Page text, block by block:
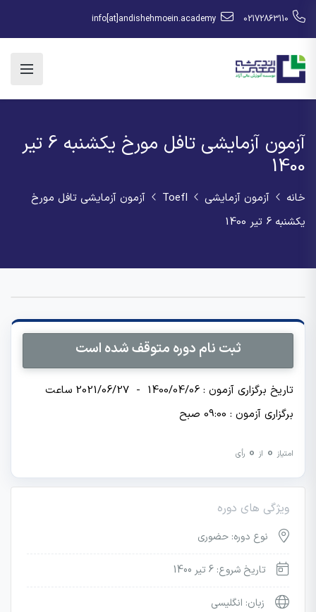
02172863110
info[at]andishehmoein.academy
آزمون آزمایشی تافل مورخ یکشنبه 6 تیر
1400
خانه آزمون آزمایشی Toefl
آزمون آزمایشی تافل مورخ
یکشنبه 6 تیر 1400
ثبت نام دوره متوقف شده است
تاریخ برگزاری آزمون : 1400/04/06 - 2021/06/27 ساعت
برگزاری آزمون : 09:00 صبح
امتیاز 0 از 0 رأی
ویژگی های دوره
نوع دوره: حضوری
تاریخ شروع: 6 تیر 1400
زبان: انگلیسی